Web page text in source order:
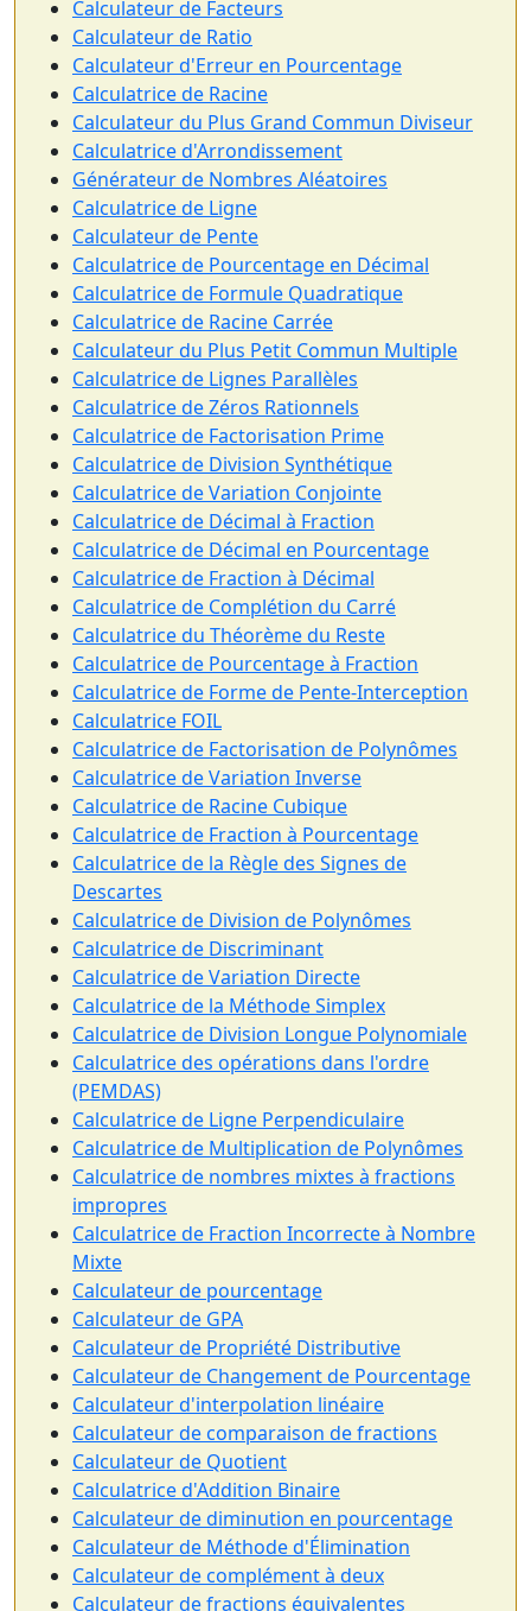
Calculateur de Facteurs
Calculateur de Ratio
Calculateur d'Erreur en Pourcentage
Calculatrice de Racine
Calculateur du Plus Grand Commun Diviseur
Calculatrice d'Arrondissement
Générateur de Nombres Aléatoires
Calculatrice de Ligne
Calculateur de Pente
Calculatrice de Pourcentage en Décimal
Calculatrice de Formule Quadratique
Calculatrice de Racine Carrée
Calculateur du Plus Petit Commun Multiple
Calculatrice de Lignes Parallèles
Calculatrice de Zéros Rationnels
Calculatrice de Factorisation Prime
Calculatrice de Division Synthétique
Calculatrice de Variation Conjointe
Calculatrice de Décimal à Fraction
Calculatrice de Décimal en Pourcentage
Calculatrice de Fraction à Décimal
Calculatrice de Complétion du Carré
Calculatrice du Théorème du Reste
Calculatrice de Pourcentage à Fraction
Calculatrice de Forme de Pente-Interception
Calculatrice FOIL
Calculatrice de Factorisation de Polynômes
Calculatrice de Variation Inverse
Calculatrice de Racine Cubique
Calculatrice de Fraction à Pourcentage
Calculatrice de la Règle des Signes de
Descartes
Calculatrice de Division de Polynômes
Calculatrice de Discriminant
Calculatrice de Variation Directe
Calculatrice de la Méthode Simplex
Calculatrice de Division Longue Polynomiale
Calculatrice des opérations dans l'ordre
(PEMDAS)
Calculatrice de Ligne Perpendiculaire
Calculatrice de Multiplication de Polynômes
Calculatrice de nombres mixtes à fractions
impropres
Calculatrice de Fraction Incorrecte à Nombre
Mixte
Calculateur de pourcentage
Calculateur de GPA
Calculateur de Propriété Distributive
Calculateur de Changement de Pourcentage
Calculateur d'interpolation linéaire
Calculateur de comparaison de fractions
Calculateur de Quotient
Calculatrice d'Addition Binaire
Calculateur de diminution en pourcentage
Calculateur de Méthode d'Élimination
Calculateur de complément à deux
Calculateur de fractions équivalentes